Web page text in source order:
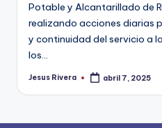
Potable y Alcantarillado de
realizando acciones diarias
y continuidad del servicio a
los…
Publicado
Jesus Rivera abril 7, 2025